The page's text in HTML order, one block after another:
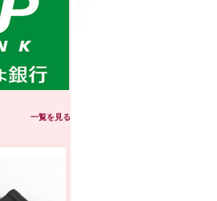
一覧を見る